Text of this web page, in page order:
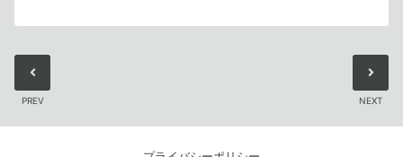
PREV NEXT